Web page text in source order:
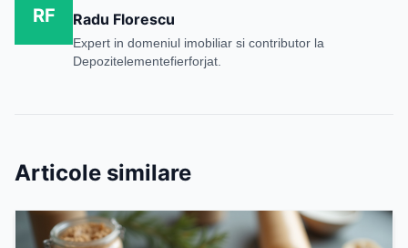
RF Radu Florescu
Expert in domeniul imobiliar si contributor la
Depozitelementefierforjat.
Articole similare